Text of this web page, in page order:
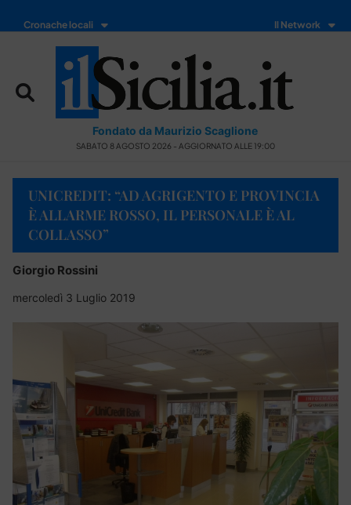
Cronache locali Il Network
Fondato da Maurizio Scaglione
SABATO 8 AGOSTO 2026 - AGGIORNATO ALLE 19:00
UNICREDIT: “AD AGRIGENTO E PROVINCIA
È ALLARME ROSSO, IL PERSONALE È AL
COLLASSO”
Giorgio Rossini
mercoledì 3 Luglio 2019